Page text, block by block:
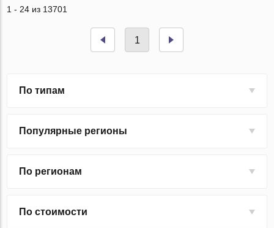
1 - 24 из 13701
1
По типам
Популярные регионы
По регионам
По стоимости